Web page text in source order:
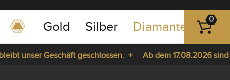
0351
-
43
Gold Silber Diamanten
0
unser Geschäft geschlossen. +
Ab dem 17.08.2026